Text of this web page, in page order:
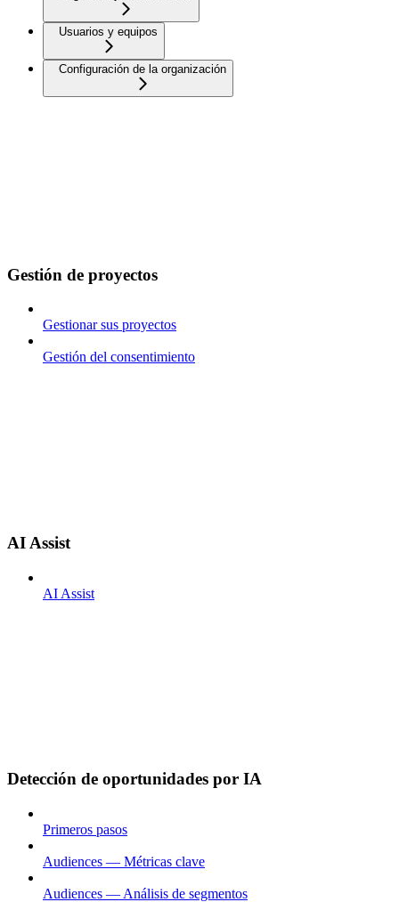
Usuarios y equipos
Configuración de la organización
Gestión de proyectos
Gestionar sus proyectos
Gestión del consentimiento
AI Assist
AI Assist
Detección de oportunidades por IA
Primeros pasos
Audiences — Métricas clave
Audiences — Análisis de segmentos